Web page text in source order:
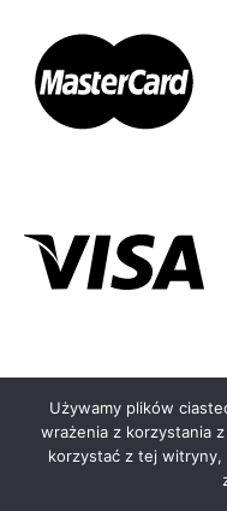
←
© KOLCZYKOMAT.PL -
Używamy plików
wrażenia z korzystania
korzystać z tej witryny,